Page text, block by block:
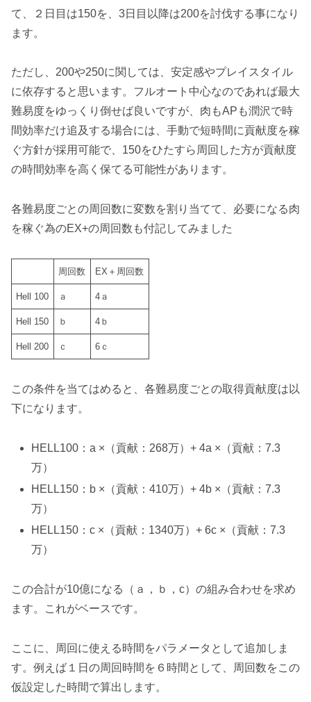
て、２日目は150を、3日目以降は200を討伐する事になり
ます。
ただし、200や250に関しては、安定感やプレイスタイル
に依存すると思います。フルオート中心なのであれば最大
難易度をゆっくり倒せば良いですが、肉もAPも潤沢で時
間効率だけ追及する場合には、手動で短時間に貢献度を稼
ぐ方針が採用可能で、150をひたすら周回した方が貢献度
の時間効率を高く保てる可能性があります。
各難易度ごとの周回数に変数を割り当てて、必要になる肉
を稼ぐ為のEX+の周回数も付記してみました
周回数 EX＋周回数
Hell 100 ａ 4ａ
Hell 150 ｂ 4ｂ
Hell 200 ｃ 6ｃ
この条件を当てはめると、各難易度ごとの取得貢献度は以
下になります。
HELL100：a ×（貢献：268万）+ 4a ×（貢献：7.3
万）
HELL150：b ×（貢献：410万）+ 4b ×（貢献：7.3
万）
HELL150：c ×（貢献：1340万）+ 6c ×（貢献：7.3
万）
この合計が10億になる（ａ，ｂ，c）の組み合わせを求め
ます。これがベースです。
ここに、周回に使える時間をパラメータとして追加しま
す。例えば １日の周回時間を６時間 として、周回数をこの
仮設定した時間で算出します。